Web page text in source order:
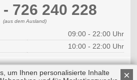
726 240 228
(aus dem Ausland)
09:00 - 22:00 Uhr
10:00 - 22:00 Uhr
×
um Ihnen personalisierte Inhalte